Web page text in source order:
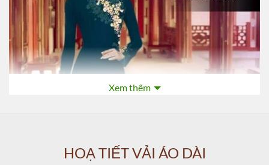
Xem thêm
HOẠ TIẾT VẢI ÁO DÀI